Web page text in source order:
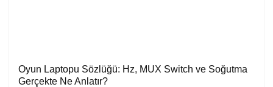
Oyun Laptopu Sözlüğü: Hz, MUX Switch ve Soğutma
Gerçekte Ne Anlatır?